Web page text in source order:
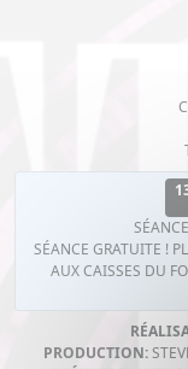
SÉANCE GRATUITE !
AUX CAISSES DU
PRODUCTION: